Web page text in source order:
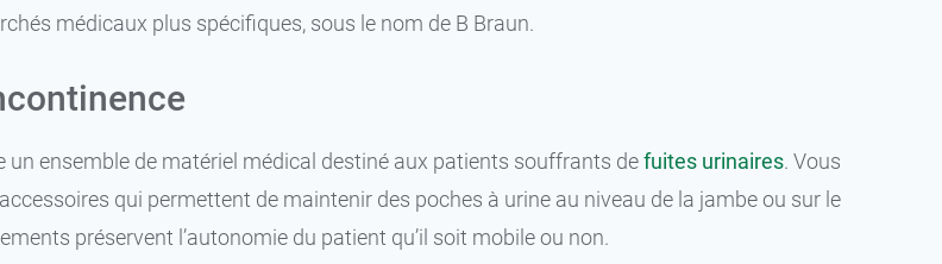
médicaux plus spécifiques, sous le nom de B Braun.
un ensemble de matériel médical destiné aux patients souffrants defuites urinaires. Vous
qui permettent de maintenir des poches à urine au niveau de la jambe ou sur le
préservent l’autonomie du patient qu’il soit mobile ou non.